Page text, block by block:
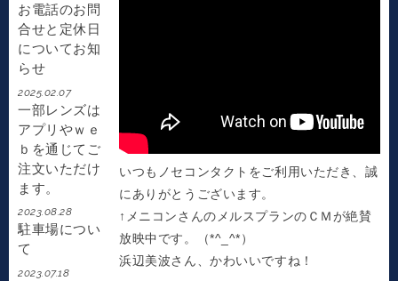
いつもノセコンタクトをご利用いただき、誠
にありがとうございます。
↑メニコンさんのメルスプランのＣＭが絶賛
放映中です。（*^_^*）
浜辺美波さん、かわいいですね！
お電話のお問
合せと定休日
についてお知
らせ
2025.02.07
一部レンズは
アプリやｗｅ
ｂを通じてご
注文いただけ
ます。
2023.08.28
駐車場につい
て
2023.07.18